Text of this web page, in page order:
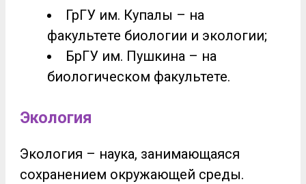
ГрГУ им. Купалы – на
факультете биологии и экологии;
БрГУ им. Пушкина – на
биологическом факультете.
Экология
Экология – наука, занимающаяся
сохранением окружающей среды.